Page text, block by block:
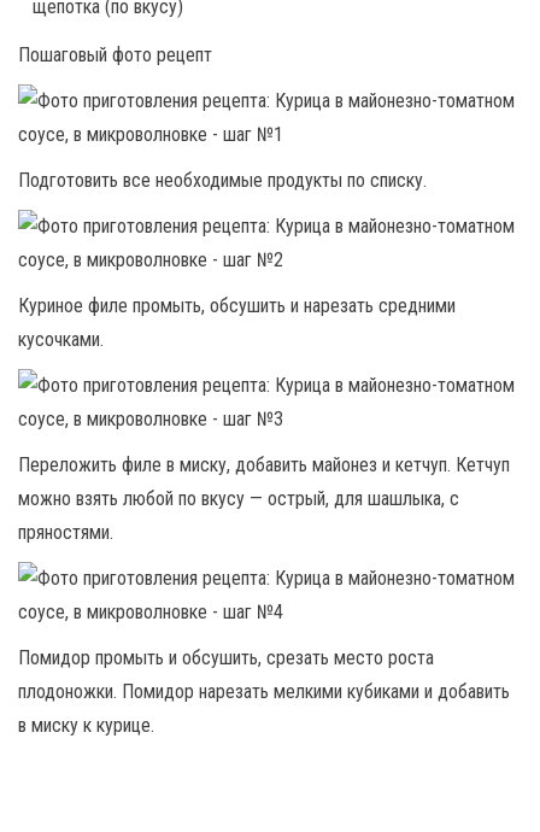
щепотка (по вкусу)
Пошаговый фото рецепт
Подготовить все необходимые продукты по списку.
Куриное филе промыть, обсушить и нарезать средними
кусочками.
Переложить филе в миску, добавить майонез и кетчуп. Кетчуп
можно взять любой по вкусу — острый, для шашлыка, с
пряностями.
Помидор промыть и обсушить, срезать место роста
плодоножки. Помидор нарезать мелкими кубиками и добавить
в миску к курице.